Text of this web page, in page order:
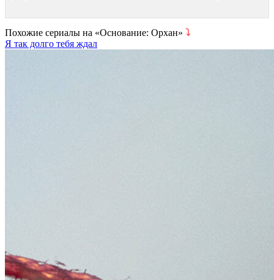
Похожие сериалы на «Основание: Орхан» ⤵
Я так долго тебя ждал